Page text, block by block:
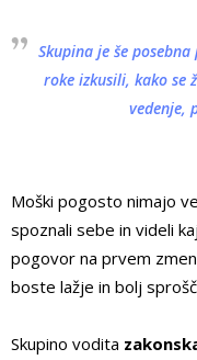
Skupina je še
roke izkusili, kako se
vedenje,
Moški pogosto nimajo
spoznali sebe in videli
pogovor na prvem
boste lažje in bolj
Skupino vodita